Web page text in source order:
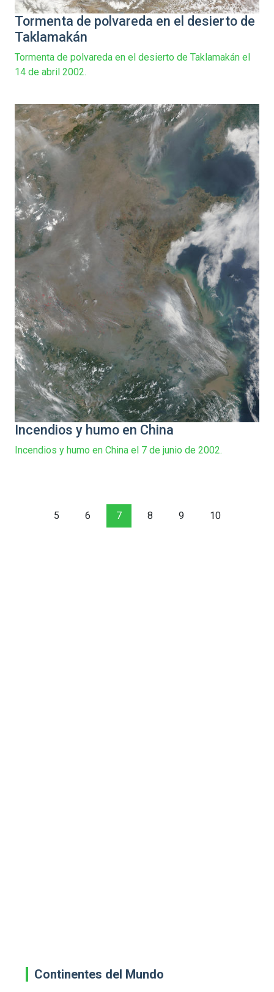
Tormenta de polvareda en el desierto de
Taklamakán
Tormenta de polvareda en el desierto de Taklamakán el
14 de abril 2002.
Incendios y humo en China
Incendios y humo en China el 7 de junio de 2002.
5 6 7 8 9 10
Continentes del Mundo